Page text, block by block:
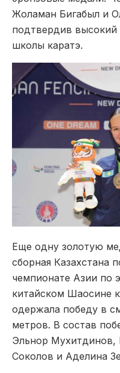
Жоламан Бигабыл и
подтвердив высокий
школы каратэ.
Еще одну золотую
сборная Казахстана
чемпионате Азии по
китайском Шаосине
одержала победу в
метров. В состав
Эльнор
Соколов и Аделина